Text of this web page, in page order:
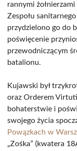
rannymi
Zespołu
przydzielono go do
poświęcenie
przewodniczącym
batalionu.
Kujawski był
oraz Orderem
bohaterstwie i
swojego życia
Powązkach w
„Zośka” (kwatera